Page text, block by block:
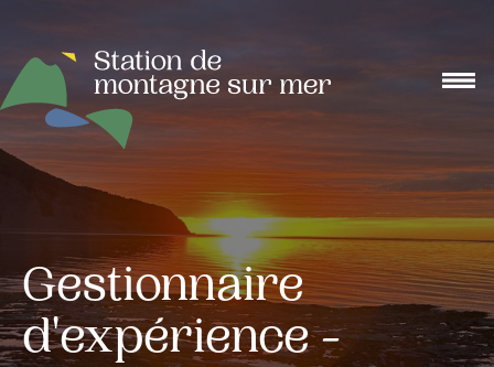
Gestionnaire
d'expérience -